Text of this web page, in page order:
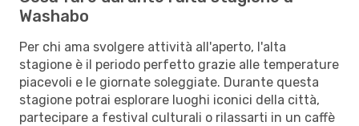
Washabo
Per chi ama svolgere attività all'aperto, l'alta
stagione è il periodo perfetto grazie alle temperature
piacevoli e le giornate soleggiate. Durante questa
stagione potrai esplorare luoghi iconici della città,
partecipare a festival culturali o rilassarti in un caffè